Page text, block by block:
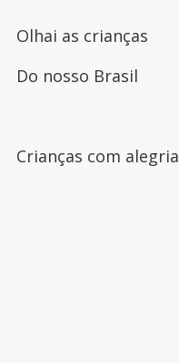
Olhai as crianças
Do nosso Brasil
Crianças com alegria